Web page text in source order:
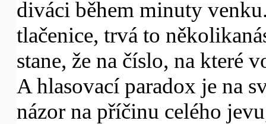
diváci během minuty
tlačenice, trvá to
stane, že na číslo, na které
A hlasovací paradox je na
názor na příčinu celého